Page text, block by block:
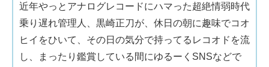
近年やっとアナログレコードにハマった超絶情弱時代
乗り遅れ管理人、黒崎正刀が、休日の朝に趣味でコオ
ヒイをひいて、その日の気分で持ってるレコオドを流
し、まったり鑑賞している間にゆるーくSNSなどで